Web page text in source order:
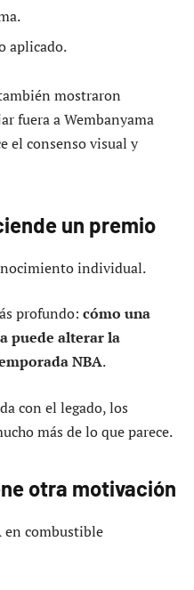
aplicado.
mostraron
fuera a Wembanyama
el consenso visual y
un premio
individual.
profundo: cómo una
puede alterar la
NBA.
con el legado, los
más de lo que parece.
otra motivación
en combustible